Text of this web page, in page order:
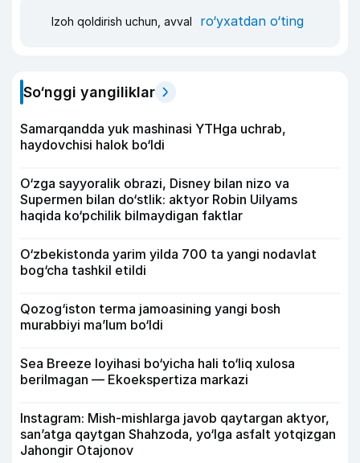
Izoh qoldirish uchun, avval ro‘yxatdan o‘ting
So‘nggi yangiliklar
Samarqandda yuk mashinasi YTHga uchrab,
haydovchisi halok bo‘ldi
O‘zga sayyoralik obrazi, Disney bilan nizo va
Supermen bilan do‘stlik: aktyor Robin Uilyams
haqida ko‘pchilik bilmaydigan faktlar
O‘zbekistonda yarim yilda 700 ta yangi nodavlat
bog‘cha tashkil etildi
Qozog‘iston terma jamoasining yangi bosh
murabbiyi ma’lum bo‘ldi
Sea Breeze loyihasi bo‘yicha hali to‘liq xulosa
berilmagan — Ekoekspertiza markazi
Instagram: Mish-mishlarga javob qaytargan aktyor,
san’atga qaytgan Shahzoda, yo‘lga asfalt yotqizgan
Jahongir Otajonov